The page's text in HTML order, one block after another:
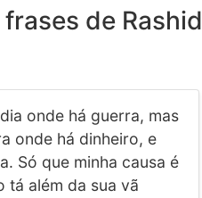
de Rashid
onde há guerra, mas
onde há dinheiro, e
Só que minha causa é
tá além da sua vã